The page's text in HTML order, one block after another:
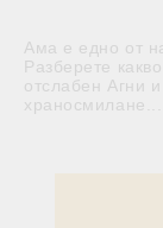
Ама е едно от
Разберете
отслабен Агни
храносмилане...